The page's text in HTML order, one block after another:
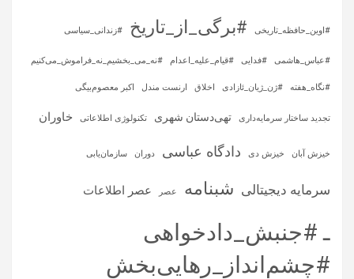
#اوین_حافظه_تاریخی #برگی_از_تاریخ #زندانی_سیاسی
#عباس_هاشمی #فدایی #قیام_علیه_اعدام #نه_می_بخشیم_نه_فراموش_می‌کنیم
#نگاه_هفته #ژن_ژیان_ئازادی اخلاق ارنست مندل اکبر معصوم‌بیگی
تجدید ساختار سرمایه‌داری تهی‌دستان شهری تکنولوژی اطلاعاتی خاوران
خیزش آبان خیزش دی دادگاه عباسی دوران سازمان‌یابی
سرمایه‌ دیجیتالی شبنامه عصر عصر اطلاعات
ـ #جنبش_دادخواهی
#چشم‌انداز_رهایی‌بخش